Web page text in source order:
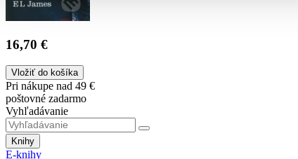
16,70 €
Vložiť do košíka
Pri nákupe nad 49 €
poštovné zadarmo
Vyhľadávanie
Knihy
E-knihy